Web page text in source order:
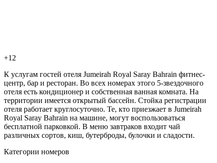
+12
К услугам гостей отеля Jumeirah Royal Saray Bahrain фитнес-
центр, бар и ресторан. Во всех номерах этого 5-звездочного
отеля есть кондиционер и собственная ванная комната. На
территории имеется открытый бассейн. Стойка регистрации
отеля работает круглосуточно. Те, кто приезжает в Jumeirah
Royal Saray Bahrain на машине, могут воспользоваться
бесплатной парковкой. В меню завтраков входит чай
различных сортов, киш, бутерброды, булочки и сладости.
Категории номеров